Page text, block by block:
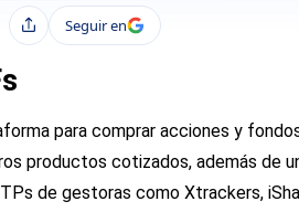
CompartirSeguir en
para comprar acciones y
productos cotizados, además de
de gestoras como Xtrackers,